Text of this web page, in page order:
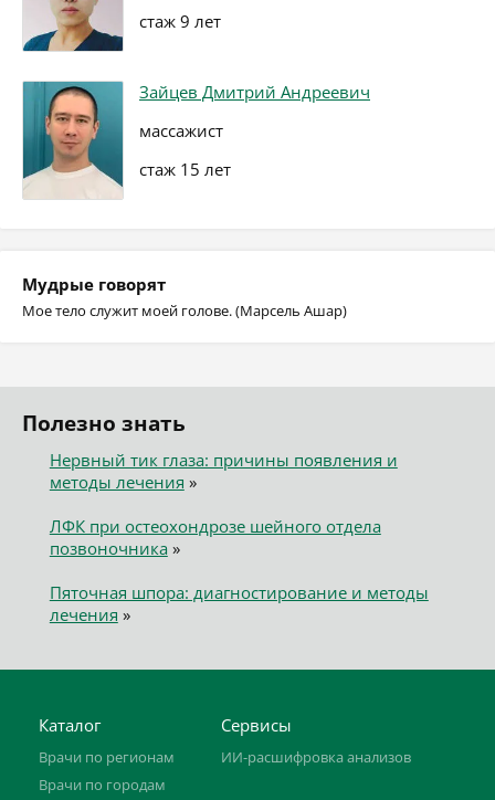
стаж 9 лет
Зайцев Дмитрий Андреевич
массажист
стаж 15 лет
Мудрые говорят
Мое тело служит моей голове. (Марсель Ашар)
Полезно знать
Нервный тик глаза: причины появления и
методы лечения »
ЛФК при остеохондрозе шейного отдела
позвоночника»
Пяточная шпора: диагностирование и методы
лечения »
Каталог
Врачи по регионам
Врачи по городам
Сервисы
ИИ-расшифровка анализов